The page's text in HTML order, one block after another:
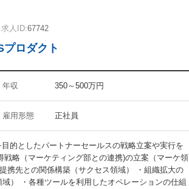
求人ID:67742
プロダクト
年収 350～500万円
雇用形態 正社員
的としたパートナーセールスの戦略立案や実行を
略（マーケティング部との連携)の立案（マーケ領
携先との関係構築（サクセス領域） ・組織拡大の
） ・各種ツールを利用したオペレーションの仕組